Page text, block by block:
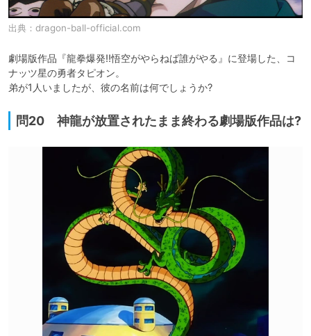
出典： dragon-ball-official.com
劇場版作品『龍拳爆発!!悟空がやらねば誰がやる』に登場した、コ
ナッツ星の勇者タピオン。
弟が1人いましたが、彼の名前は何でしょうか?
問20 神龍が放置されたまま終わる劇場版作品は?